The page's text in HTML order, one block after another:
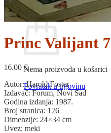
Košarica
Nema proizvoda u košarici
Povratak u trgovinu
Princ Valijant 7
16.00 €
Autor: Harold Foster
Izdavač: Forum, Novi Sad
Godina izdanja: 1987.
Broj stranica: 126
Dimenzije: 24×34 cm
Uvez: meki